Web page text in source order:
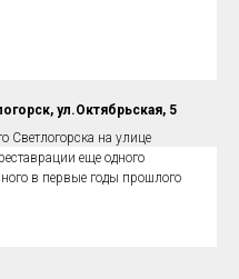
ул.Октябрьская, 5
Светлогорска на улице
еще одного
в первые годы прошлого